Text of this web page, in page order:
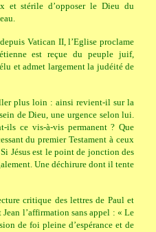
et stérile d’opposer le Dieu du
Vatican II, l’Eglise proclame
est reçue du peuple juif,
et admet largement la judéité de
plus loin : ainsi revient-il sur la
de Dieu, une urgence selon lui.
ils ce vis-à-vis permanent ? Que
du premier Testament à ceux
Jésus est le point de jonction des
Une déchirure dont il tente
critique des lettres de Paul et
l’affirmation sans appel : « Le
de foi pleine d’espérance et de